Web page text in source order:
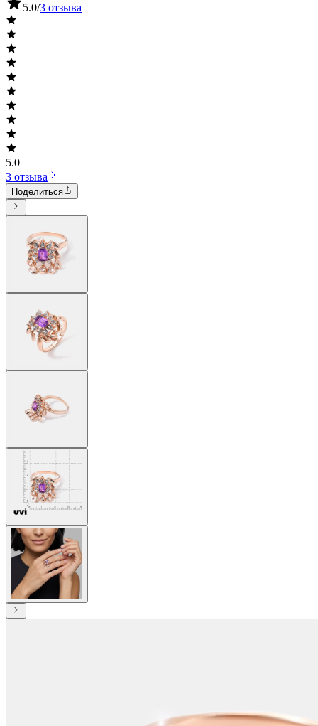
5.0/3 отзыва
5.0
3 отзыва
Поделиться